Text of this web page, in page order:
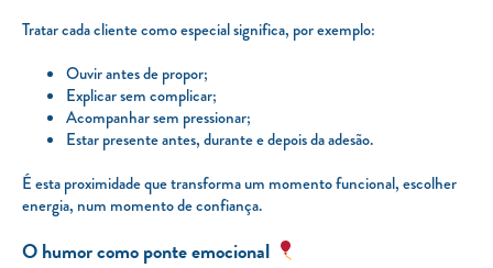
Tratar cada cliente como especial significa, por exemplo:
Ouvir antes de propor;
Explicar sem complicar;
Acompanhar sem pressionar;
Estar presente antes, durante e depois da adesão.
É esta proximidade que transforma um momento funcional, escolher
energia, num momento de confiança.
O humor como ponte emocional